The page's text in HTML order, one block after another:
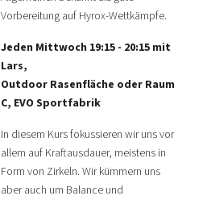
Vorbereitung auf Hyrox-Wettkämpfe.
Jeden Mittwoch 19:15 - 20:15 mit
Lars,
Outdoor Rasenfläche oder Raum
C, EVO Sportfabrik
In diesem Kurs fokussieren wir uns vor
allem auf Kraftausdauer, meistens in
Form von Zirkeln. Wir kümmern uns
aber auch um Balance und